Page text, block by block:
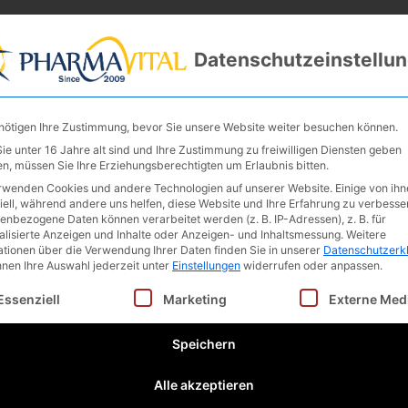
Unternehmen
Ihre Zustimmung, bevor Sie unsere Website weiter besuchen können.
unter 16 Jahre alt sind und Ihre Zustimmung zu freiwilligen Diensten geben
müssen Sie Ihre Erziehungsberechtigten um Erlaubnis bitten.
Cookies und andere Technologien auf unserer Website. Einige von
während andere uns helfen, diese Website und Ihre Erfahrung zu
Daten können verarbeitet werden (z. B. IP-Adressen), z. B. für
Anzeigen und Inhalte oder Anzeigen- und Inhaltsmessung. Weitere
über die Verwendung Ihrer Daten finden Sie in unserer
Ihre Auswahl jederzeit unter Einstellungen widerrufen oder anpassen.
eine Liste der Service-Gruppen, für die eine
Marketing Externe
Speichern
Alle akzeptieren